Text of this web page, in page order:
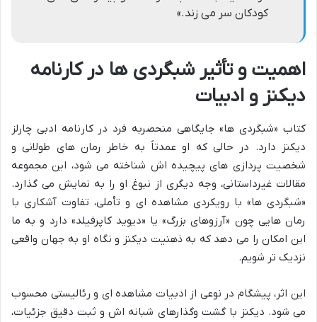
کودکان سر می زند.»
اهمیت و تأثیر شبگردی ها در کارنامه
دیکنز و ادبیات
کتاب «شبگردی ها» جایگاهی منحصربه فرد در کارنامه ادبی چارلز
دیکنز دارد. در حالی که او عمدتاً به خاطر رمان های طولانی و
شخصیت پردازی های پیچیده اش شناخته می شود، این مجموعه
مقالات غیرداستانی، وجه دیگری از نبوغ او را به نمایش می گذارد.
«شبگردی ها» با رویکردی مشاهده ای و تأملی، تفاوت آشکاری با
رمان هایی چون «آرزوهای بزرگ» یا «دیوید کاپرفیلد» دارد و به ما
این امکان را می دهد که به ذهنیت دیکنز و نگاه او به جهان واقعی
نزدیک تر شویم.
این اثر، پیشگام در نوعی از ادبیات مشاهده ای و رئالیستی محسوب
می شود. دیکنز با گشت وگذارهای شبانه اش و ثبت دقیق جزئیات،